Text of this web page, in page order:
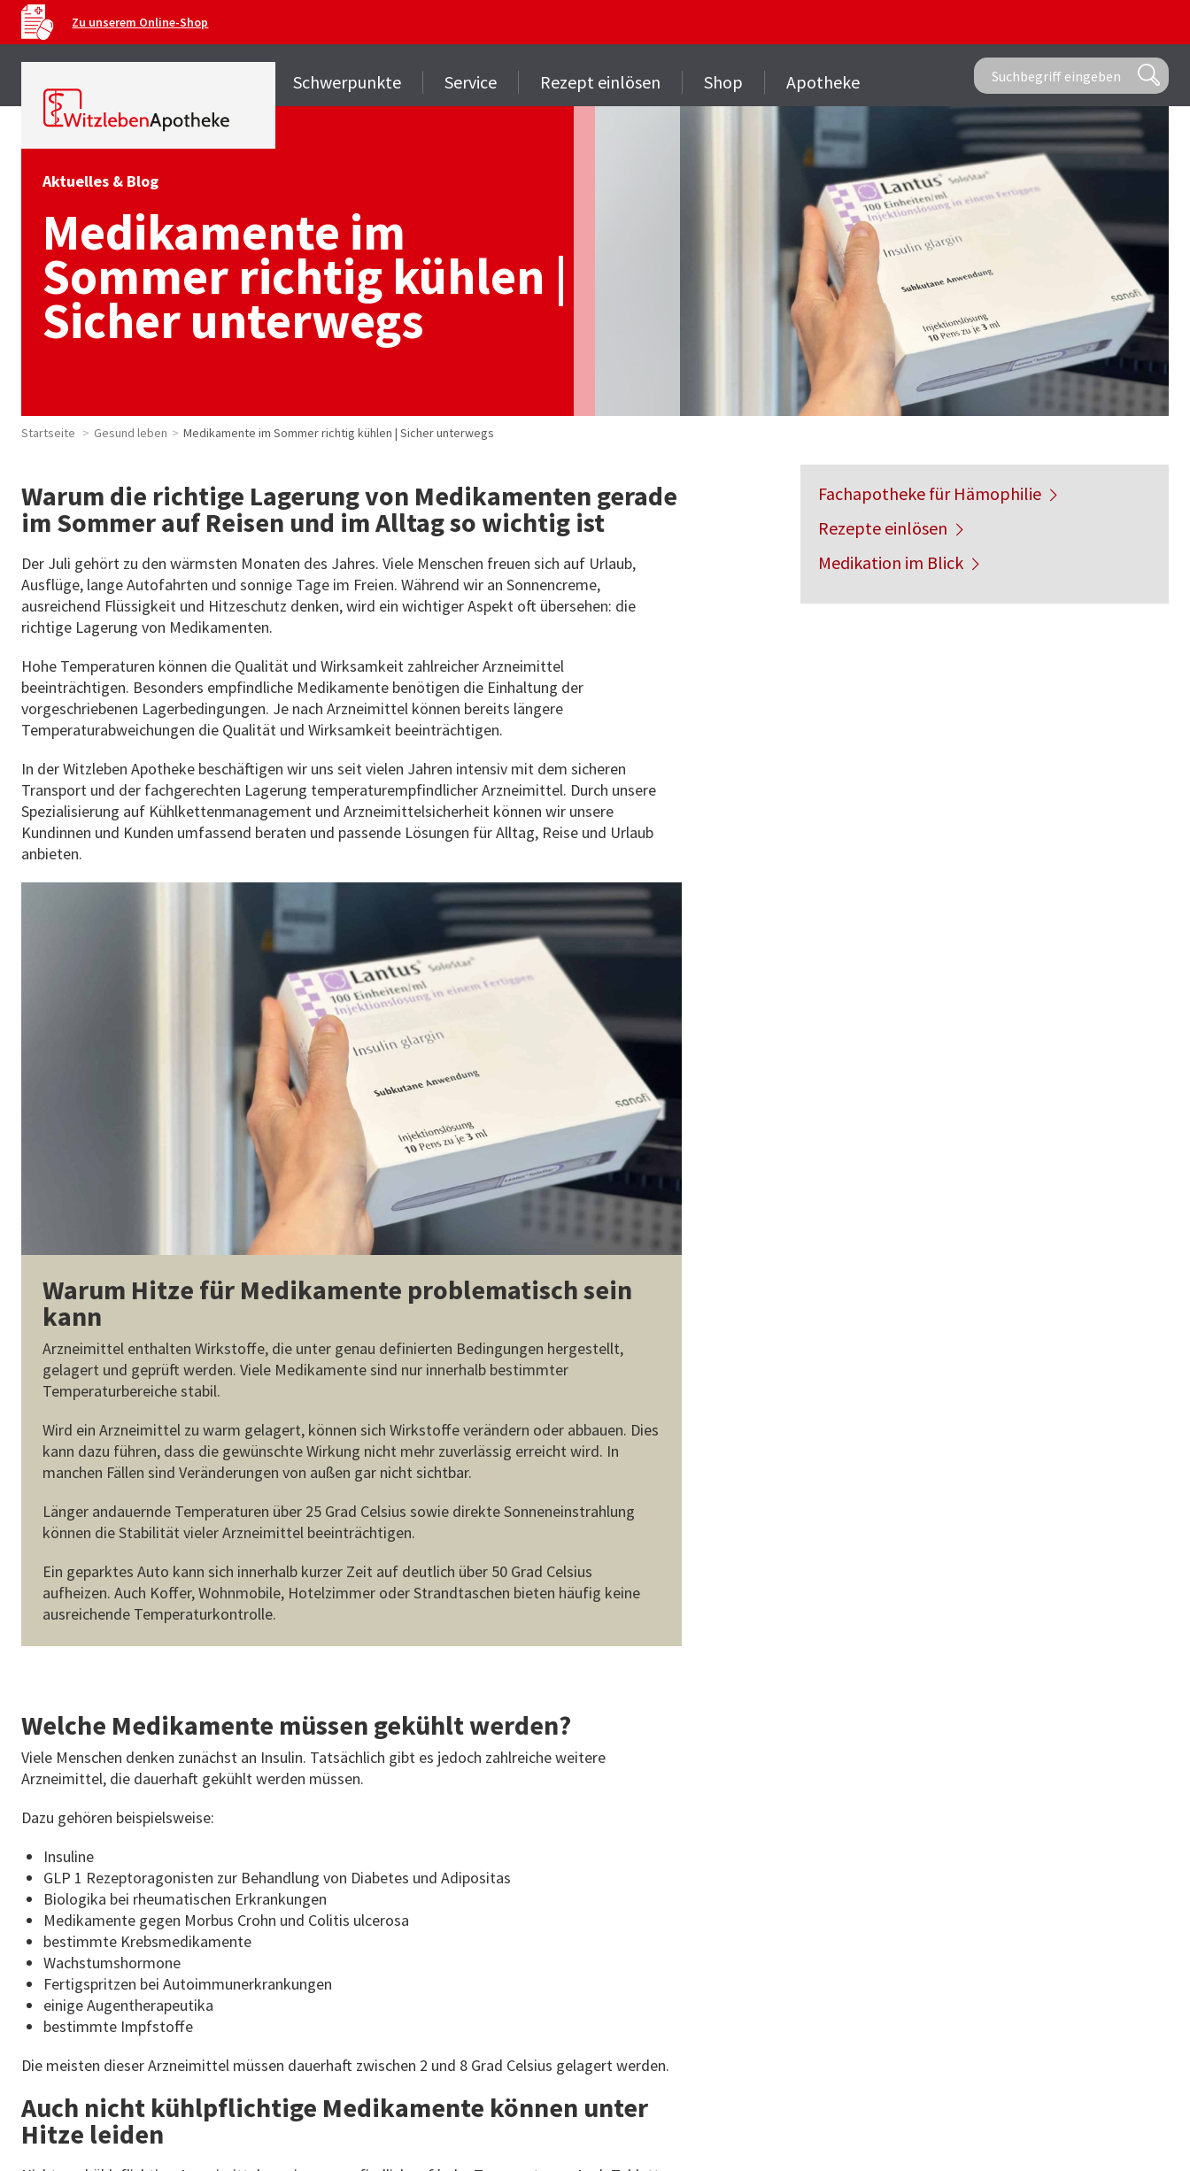
Zu unserem Online-Shop
Schwerpunkte Service Rezept einlösen Shop Apotheke
Aktuelles & Blog
Medikamente im
Sommer richtig kühlen |
Sicher unterwegs
Startseite Gesund leben Medikamente im Sommer richtig kühlen | Sicher unterwegs
Warum die richtige Lagerung von Medikamenten gerade
im Sommer auf Reisen und im Alltag so wichtig ist
Der Juli gehört zu den wärmsten Monaten des Jahres. Viele Menschen freuen sich auf Urlaub,
Ausflüge, lange Autofahrten und sonnige Tage im Freien. Während wir an Sonnencreme,
ausreichend Flüssigkeit und Hitzeschutz denken, wird ein wichtiger Aspekt oft übersehen: die
richtige Lagerung von Medikamenten.
Hohe Temperaturen können die Qualität und Wirksamkeit zahlreicher Arzneimittel
beeinträchtigen. Besonders empfindliche Medikamente benötigen die Einhaltung der
vorgeschriebenen Lagerbedingungen. Je nach Arzneimittel können bereits längere
Temperaturabweichungen die Qualität und Wirksamkeit beeinträchtigen.
In der Witzleben Apotheke beschäftigen wir uns seit vielen Jahren intensiv mit dem sicheren
Transport und der fachgerechten Lagerung temperaturempfindlicher Arzneimittel. Durch unsere
Spezialisierung auf Kühlkettenmanagement und Arzneimittelsicherheit können wir unsere
Kundinnen und Kunden umfassend beraten und passende Lösungen für Alltag, Reise und Urlaub
anbieten.
Warum Hitze für Medikamente problematisch sein
kann
Arzneimittel enthalten Wirkstoffe, die unter genau definierten Bedingungen hergestellt,
gelagert und geprüft werden. Viele Medikamente sind nur innerhalb bestimmter
Temperaturbereiche stabil.
Wird ein Arzneimittel zu warm gelagert, können sich Wirkstoffe verändern oder abbauen. Dies
kann dazu führen, dass die gewünschte Wirkung nicht mehr zuverlässig erreicht wird. In
manchen Fällen sind Veränderungen von außen gar nicht sichtbar.
Länger andauernde Temperaturen über 25 Grad Celsius sowie direkte Sonneneinstrahlung
können die Stabilität vieler Arzneimittel beeinträchtigen.
Ein geparktes Auto kann sich innerhalb kurzer Zeit auf deutlich über 50 Grad Celsius
aufheizen. Auch Koffer, Wohnmobile, Hotelzimmer oder Strandtaschen bieten häufig keine
ausreichende Temperaturkontrolle.
Welche Medikamente müssen gekühlt werden?
Viele Menschen denken zunächst an Insulin. Tatsächlich gibt es jedoch zahlreiche weitere
Arzneimittel, die dauerhaft gekühlt werden müssen.
Dazu gehören beispielsweise:
Insuline
GLP 1 Rezeptoragonisten zur Behandlung von Diabetes und Adipositas
Biologika bei rheumatischen Erkrankungen
Medikamente gegen Morbus Crohn und Colitis ulcerosa
bestimmte Krebsmedikamente
Wachstumshormone
Fertigspritzen bei Autoimmunerkrankungen
einige Augentherapeutika
bestimmte Impfstoffe
Die meisten dieser Arzneimittel müssen dauerhaft zwischen 2 und 8 Grad Celsius gelagert werden.
Auch nicht kühlpflichtige Medikamente können unter
Hitze leiden
Fachapotheke für Hämophilie
Rezepte einlösen
Medikation im Blick